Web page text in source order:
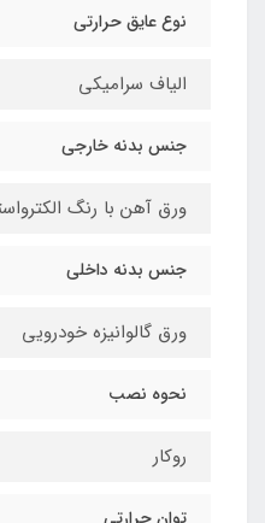
نوع عایق حرارتی
الیاف سرامیکی
جنس بدنه خارجی
ورق آهن با رنگ
جنس بدنه داخلی
ورق گالوانیزه خودرویی
نحوه نصب
روکار